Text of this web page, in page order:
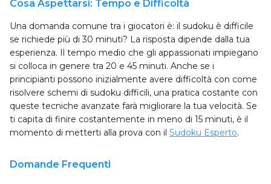
Cosa Aspettarsi: Tempo e Difficoltà
Una domanda comune tra i giocatori è: il sudoku è difficile
se richiede più di 30 minuti? La risposta dipende dalla tua
esperienza. Il tempo medio che gli appassionati impiegano
si colloca in genere tra 20 e 45 minuti. Anche se i
principianti possono inizialmente avere difficoltà con come
risolvere schemi di sudoku difficili, una pratica costante con
queste tecniche avanzate farà migliorare la tua velocità. Se
ti capita di finire costantemente in meno di 15 minuti, è il
momento di metterti alla prova con il Sudoku Esperto.
Domande Frequenti